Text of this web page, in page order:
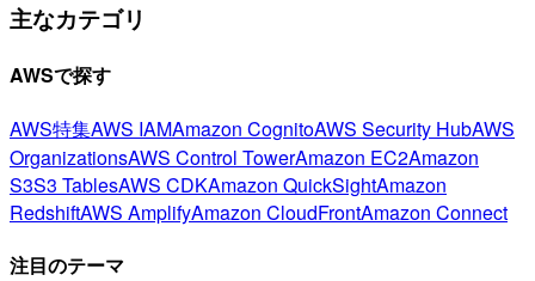
主なカテゴリ
AWSで探す
AWS特集AWS IAMAmazon CognitoAWS Security HubAWS
OrganizationsAWS Control TowerAmazon EC2Amazon
S3S3 TablesAWS CDKAmazon QuickSightAmazon
RedshiftAWS AmplifyAmazon CloudFrontAmazon Connect
注目のテーマ